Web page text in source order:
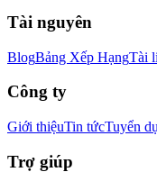
Tài nguyên
BlogBảng Xếp HạngTài
Công ty
Giới thiệuTin tứcTuyển
Trợ giúp